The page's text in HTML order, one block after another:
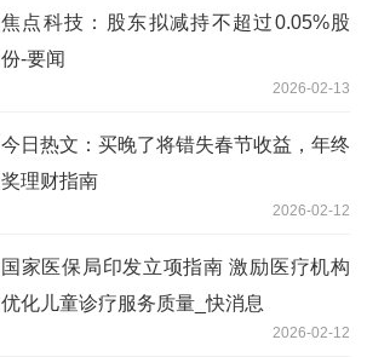
焦点科技：股东拟减持不超过0.05%股
份-要闻
2026-02-13
今日热文：买晚了将错失春节收益，年终
奖理财指南
2026-02-12
国家医保局印发立项指南 激励医疗机构
优化儿童诊疗服务质量_快消息
2026-02-12